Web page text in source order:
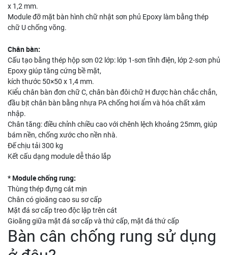
x 1,2 mm.
Module đỡ mặt bàn hình chữ nhật sơn phủ Epoxy làm bằng thép
chữ U chống võng.
Chân bàn:
Cấu tạo bằng thép hộp sơn 02 lớp: lớp 1-sơn tĩnh điện, lớp 2-sơn phủ
Epoxy giúp tăng cứng bề mặt,
kích thước 50×50 x 1,4 mm.
Kiểu chân bàn đơn chữ C, chân bàn đôi chữ H được hàn chắc chắn,
đầu bịt chân bàn bằng nhựa PA chống hơi ẩm và hóa chất xâm
nhập.
Chân tăng: điều chỉnh chiều cao với chênh lệch khoảng 25mm, giúp
bám nền, chống xước cho nền nhà.
Đế chịu tải 300 kg
Kết cấu dạng module dễ tháo lắp
* Module chống rung:
Thùng thép đựng cát mịn
Chân có gioăng cao su sơ cấp
Mặt đá sơ cấp treo độc lập trên cát
Gioăng giữa mặt đá sơ cấp và thứ cấp, mặt đá thứ cấp
Bàn cân chống rung sử dụng